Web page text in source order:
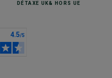
DÉTAXE UK& HORS UE